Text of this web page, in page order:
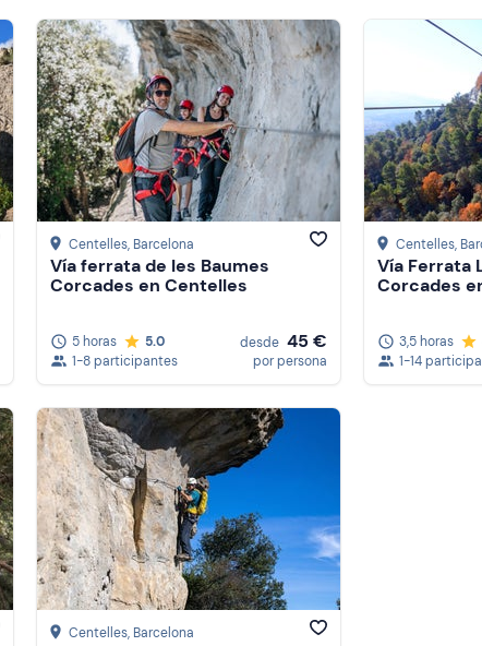
Centelles, Barcelona
Vía ferrata de les Baumes
Corcades en Centelles
5 horas
5.0
1-8 participantes
desde 45 €
por persona
Centelles,
Vía Ferrata
Corcades
3,5 horas
1-14
Centelles, Barcelona